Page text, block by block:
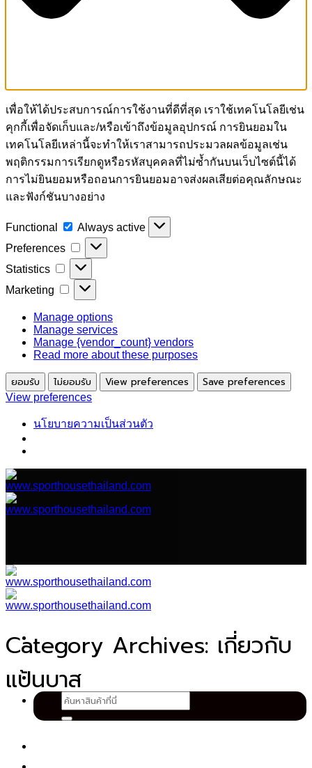
เพื่อให้ได้ประสบการณ์การใช้งานที่ดีที่สุด เราใช้เทคโนโลยีเช่น
คุกกี้เพื่อจัดเก็บและ/หรือเข้าถึงข้อมูลอุปกรณ์ การยินยอมใน
เทคโนโลยีเหล่านี้จะทำให้เราสามารถประมวลผลข้อมูลเช่น
พฤติกรรมการเรียกดูหรือรหัสบุคคลที่ไม่ซ้ำกันบนเว็บไซต์นี้ได้
การไม่ยินยอมหรือถอนการยินยอมอาจส่งผลเสียต่อคุณลักษณะ
และฟังก์ชันบางอย่าง
Functional Functional
Always active
Preferences
Preferences
Statistics Statistics
Marketing Marketing
Manage options
Manage services
Manage {vendor_count} vendors
Read more about these purposes
ยอมรับ ไม่ยอมรับ View preferences Save preferences
View preferences
นโยบายความเป็นส่วนตัว
ข้าม
ไป
ยัง
ค้นหา:
Category Archives: เกี่ยวกับ
แป้นบาส